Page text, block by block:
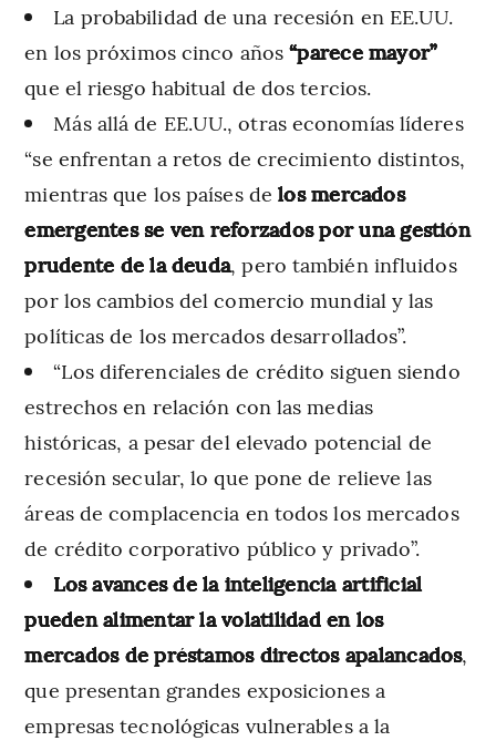
La probabilidad de una recesión en EE.UU.
en los próximos cinco años“parece mayor”
que el riesgo habitual de dos tercios.
Más allá de EE.UU., otras economías líderes
“se enfrentan a retos de crecimiento distintos,
mientras que los países delos mercados
emergentes se ven reforzados por una gestión
prudente de la deuda, pero también influidos
por los cambios del comercio mundial y las
políticas de los mercados desarrollados”.
“Los diferenciales de crédito siguen siendo
estrechos en relación con las medias
históricas, a pesar del elevado potencial de
recesión secular, lo que pone de relieve las
áreas de complacencia en todos los mercados
de crédito corporativo público y privado”.
Los avances de la inteligencia artificial
pueden alimentar la volatilidad en los
mercados de préstamos directos apalancados,
que presentan grandes exposiciones a
empresas tecnológicas vulnerables a la